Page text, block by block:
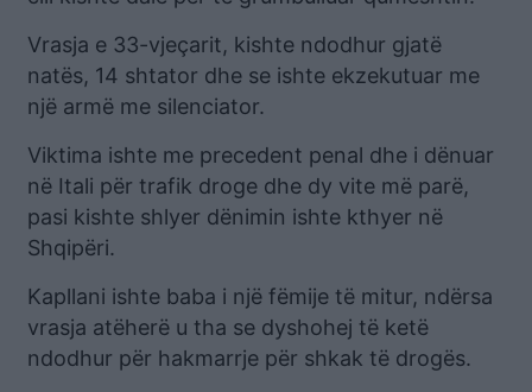
Vrasja e 33-vjeçarit, kishte ndodhur gjatë
natës, 14 shtator dhe se ishte ekzekutuar me
një armë me silenciator.
Viktima ishte me precedent penal dhe i dënuar
në Itali për trafik droge dhe dy vite më parë,
pasi kishte shlyer dënimin ishte kthyer në
Shqipëri.
Kapllani ishte baba i një fëmije të mitur, ndërsa
vrasja atëherë u tha se dyshohej të ketë
ndodhur për hakmarrje për shkak të drogës.